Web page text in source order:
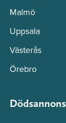
Malmö
Uppsala
Västerås
Örebro